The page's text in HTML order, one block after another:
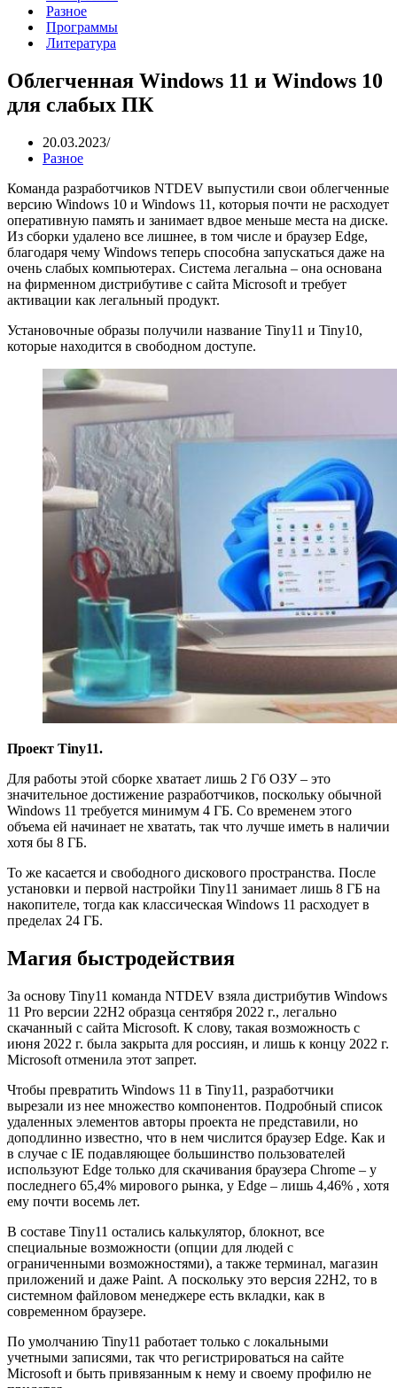
Разное
Программы
Литература
Облегченная Windows 11 и Windows 10
для слабых ПК
20.03.2023
Разное
Команда разработчиков NTDEV выпустили свои облегченные
версию Windows 10 и Windows 11, которыя почти не расходует
оперативную память и занимает вдвое меньше места на диске.
Из сборки удалено все лишнее, в том числе и браузер Edge,
благодаря чему Windows теперь способна запускаться даже на
очень слабых компьютерах. Система легальна – она основана
на фирменном дистрибутиве с сайта Microsoft и требует
активации как легальный продукт.
Установочные образы получили название Tiny11 и Tiny10,
которые находится в свободном доступе.
Проект Tiny11.
Для работы этой сборке хватает лишь 2 Гб ОЗУ – это
значительное достижение разработчиков, поскольку обычной
Windows 11 требуется минимум 4 ГБ. Со временем этого
объема ей начинает не хватать, так что лучше иметь в наличии
хотя бы 8 ГБ.
То же касается и свободного дискового пространства. После
установки и первой настройки Tiny11 занимает лишь 8 ГБ на
накопителе, тогда как классическая Windows 11 расходует в
пределах 24 ГБ.
Магия быстродействия
За основу Tiny11 команда NTDEV взяла дистрибутив Windows
11 Pro версии 22Н2 образца сентября 2022 г., легально
скачанный с сайта Microsoft. К слову, такая возможность с
июня 2022 г. была закрыта для россиян, и лишь к концу 2022 г.
Microsoft отменила этот запрет.
Чтобы превратить Windows 11 в Tiny11, разработчики
вырезали из нее множество компонентов. Подробный список
удаленных элементов авторы проекта не представили, но
доподлинно известно, что в нем числится браузер Edge. Как и
в случае с IE подавляющее большинство пользователей
используют Edge только для скачивания браузера Chrome – у
последнего 65,4% мирового рынка, у Edge – лишь 4,46% , хотя
ему почти восемь лет.
В составе Tiny11 остались калькулятор, блокнот, все
специальные возможности (опции для людей с
ограниченными возможностями), а также терминал, магазин
приложений и даже Paint. А поскольку это версия 22Н2, то в
системном файловом менеджере есть вкладки, как в
современном браузере.
По умолчанию Tiny11 работает только с локальными
учетными записями, так что регистрироваться на сайте
Microsoft и быть привязанным к нему и своему профилю не